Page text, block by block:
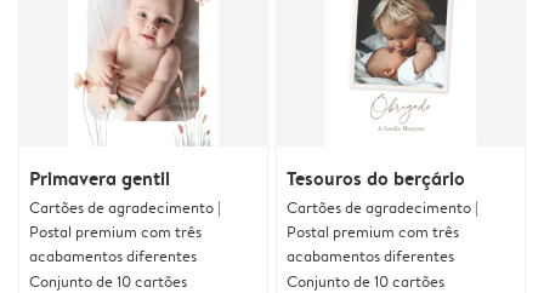
Primavera gentil
Cartões de agradecimento |
Postal premium com três
acabamentos diferentes
Conjunto de 10 cartões
Tesouros do berçário
Cartões de agradecimento |
Postal premium com três
acabamentos diferentes
Conjunto de 10 cartões